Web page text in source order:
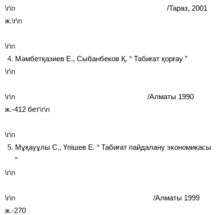
\r\n /Тараз, 2001
ж.\r\n
\r\n
Мәмбетқазиев Е., Сыбанбеков Қ. “ Табиғат қорғау ”
\r\n
\r\n /Алматы 1990
ж.-412 бет\r\n
\r\n
Мұқауұлы С., Үпішев Е. “ Табиғат пайдалану экономикасы
”
\r\n
\r\n /Алматы 1999
ж.-270